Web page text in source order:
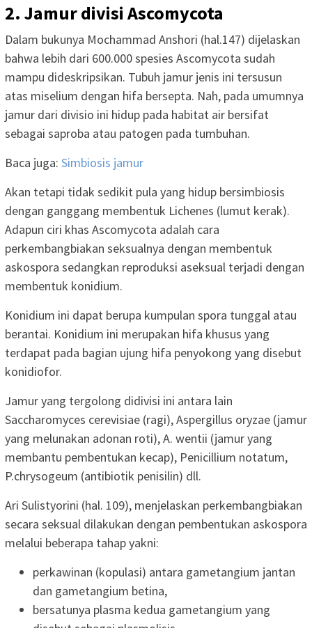
2. Jamur divisi Ascomycota
Dalam bukunya Mochammad Anshori (hal.147) dijelaskan
bahwa lebih dari 600.000 spesies Ascomycota sudah
mampu dideskripsikan. Tubuh jamur jenis ini tersusun
atas miselium dengan hifa bersepta. Nah, pada umumnya
jamur dari divisio ini hidup pada habitat air bersifat
sebagai saproba atau patogen pada tumbuhan.
Baca juga: Simbiosis jamur
Akan tetapi tidak sedikit pula yang hidup bersimbiosis
dengan ganggang membentuk Lichenes (lumut kerak).
Adapun ciri khas Ascomycota adalah cara
perkembangbiakan seksualnya dengan membentuk
askospora sedangkan reproduksi aseksual terjadi dengan
membentuk konidium.
Konidium ini dapat berupa kumpulan spora tunggal atau
berantai. Konidium ini merupakan hifa khusus yang
terdapat pada bagian ujung hifa penyokong yang disebut
konidiofor.
Jamur yang tergolong didivisi ini antara lain
Saccharomyces cerevisiae (ragi), Aspergillus oryzae (jamur
yang melunakan adonan roti), A. wentii (jamur yang
membantu pembentukan kecap), Penicillium notatum,
P.chrysogeum (antibiotik penisilin) dll.
Ari Sulistyorini (hal. 109), menjelaskan perkembangbiakan
secara seksual dilakukan dengan pembentukan askospora
melalui beberapa tahap yakni:
perkawinan (kopulasi) antara gametangium jantan
dan gametangium betina,
bersatunya plasma kedua gametangium yang